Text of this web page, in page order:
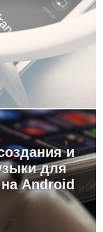
и
для
Android